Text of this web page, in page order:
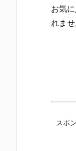
お気
れませ
スポ